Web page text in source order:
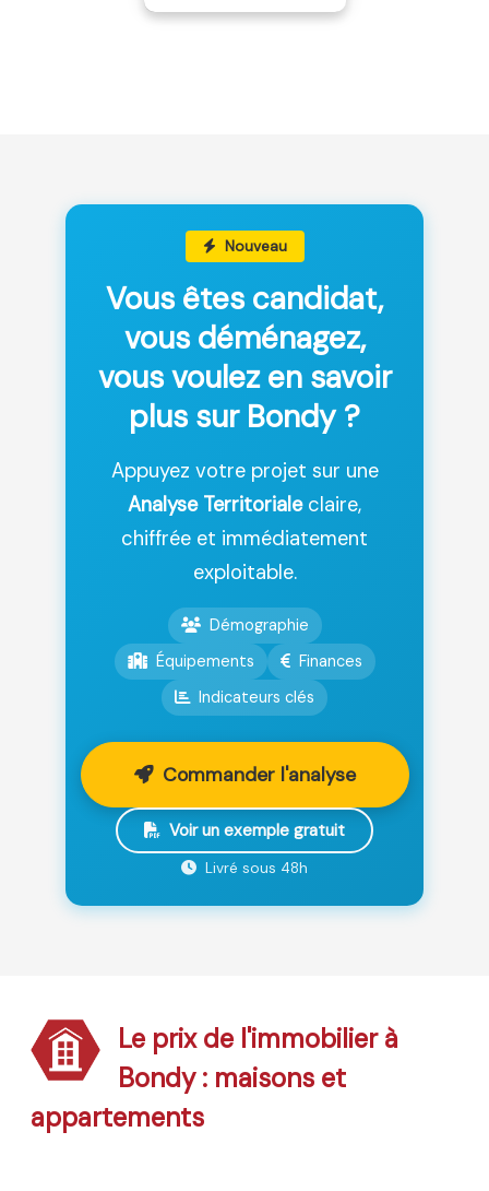
Nouveau
Vous êtes candidat,
vous déménagez,
vous voulez en savoir
plus sur Bondy ?
Appuyez votre projet sur une
Analyse Territorialeclaire,
chiffrée et immédiatement
exploitable.
Démographie
Équipements
Finances
Indicateurs clés
Commander l'analyse
Voir un exemple gratuit
Livré sous 48h
Le prix de l'immobilier à
Bondy : maisons et
appartements